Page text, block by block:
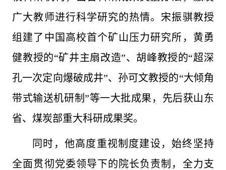
广大教师进行科学研究的热情。宋振骐教授
组建了中国高校首个矿山压力研究所，黄勇
健教授的“矿井主扇改造”、胡峰教授的“超深
孔一次定向爆破成井”、孙可文教授的“大倾角
带式输送机研制”等一大批成果，先后获山东
省、煤炭部重大科研成果奖。
同时，他高度重视制度建设，始终坚持
全面贯彻党委领导下的院长负责制，全力支